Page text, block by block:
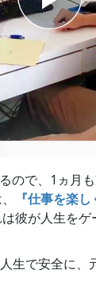
ので、1ヵ月
『仕事を楽し
彼が人生を
生で安全に、